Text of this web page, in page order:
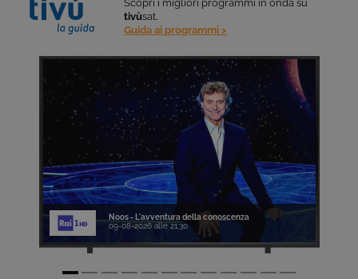
Scopri i migliori programmi in onda su
tivùsat.
Guida ai programmi >
Noos - L'avventura della conoscenza
09-08-2026 alle 21:30